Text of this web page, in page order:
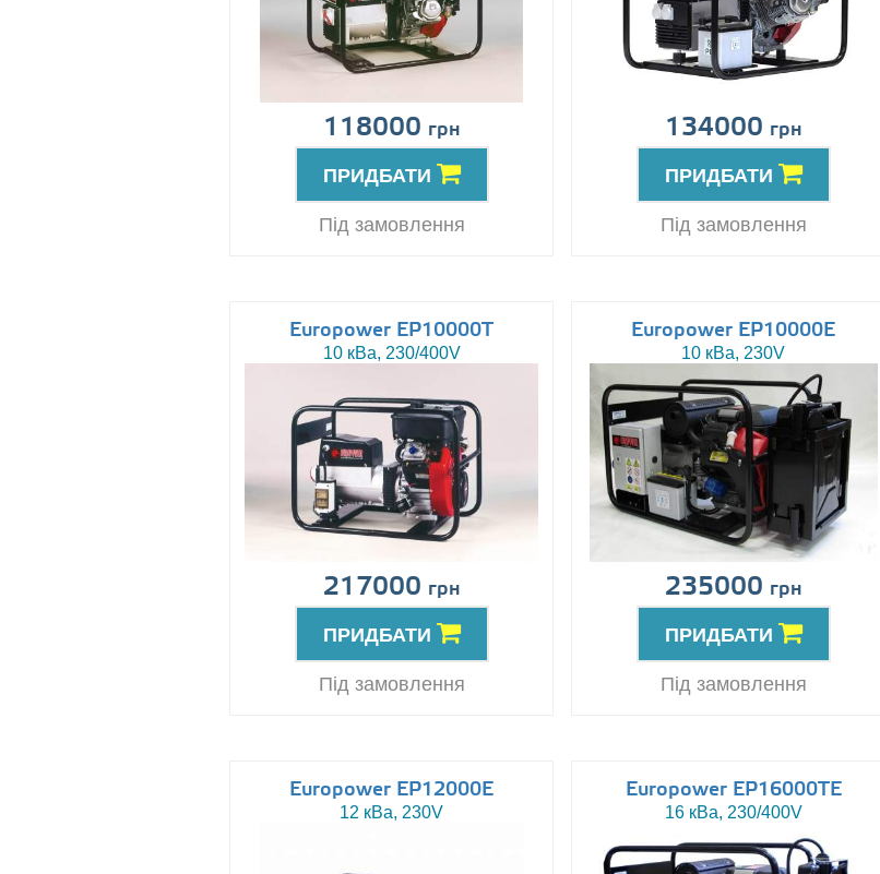
118000 грн
ПРИДБАТИ
Під замовлення
134000 грн
ПРИДБАТИ
Під замовлення
Europower EP10000T
10 кВа, 230/400V
217000 грн
ПРИДБАТИ
Під замовлення
Europower EP10000E
10 кВа, 230V
235000 грн
ПРИДБАТИ
Під замовлення
Europower EP12000E
12 кВа, 230V
Europower EP16000TE
16 кВа, 230/400V